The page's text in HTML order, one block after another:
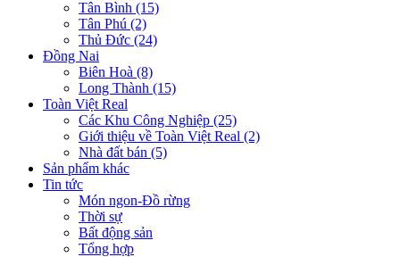
Tân Bình (15)
Tân Phú (2)
Thủ Đức (24)
Đồng Nai
Biên Hoà (8)
Long Thành (15)
Toàn Việt Real
Các Khu Công Nghiệp (25)
Giới thiệu về Toàn Việt Real (2)
Nhà đất bán (5)
Sản phẩm khác
Tin tức
Món ngon-Đồ rừng
Thời sự
Bất động sản
Tổng hợp